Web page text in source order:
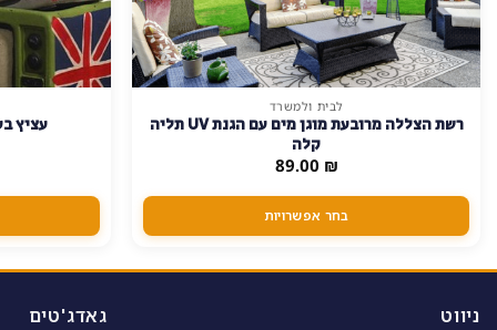
לבית ולמשרד
רשת הצללה מרובעת מוגן מים עם הגנת UV תליה
קלה
89.00 ₪
בחר אפשרויות
זה
ניתן
האפשרויות
עציץ
ניווט גאדג'טים